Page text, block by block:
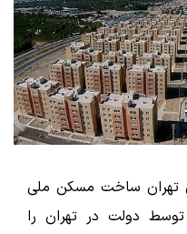
تهران ساخت مسکن ملی
با متراژ ۲۵ متر توسط دولت در تهران را